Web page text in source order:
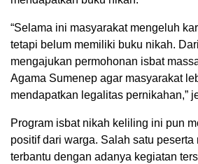
“Selama ini masyarakat mengeluh
tetapi belum memiliki buku nikah.
mengajukan permohonan isbat
Agama Sumenep agar masyarakat
mendapatkan legalitas pernikahan,”
Program isbat nikah keliling ini pun
positif dari warga. Salah satu peserta
terbantu dengan adanya kegiatan